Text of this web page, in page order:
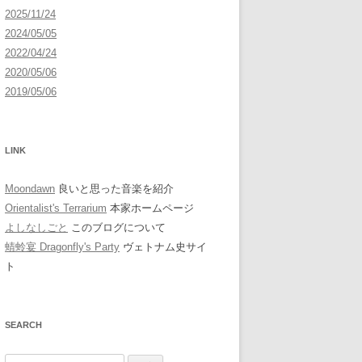
2025/11/24
2024/05/05
2022/04/24
2020/05/06
2019/05/06
LINK
Moondawn 良いと思った音楽を紹介
Orientalist's Terrarium 本家ホームページ
よしなしごと このブログについて
蜻蛉宴 Dragonfly's Party ヴェトナム史サイ
ト
SEARCH